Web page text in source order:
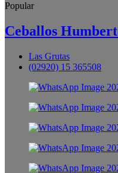
Popular
Ceballos
Las Grutas
(02920) 15 365508